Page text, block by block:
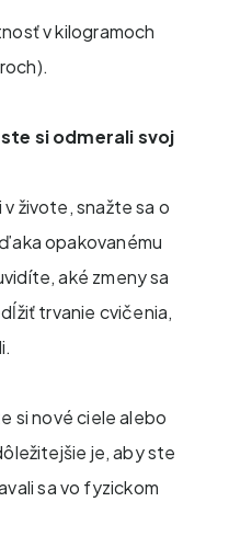
v kilogramoch
si odmerali svoj
živote, snažte sa o
opakovanému
aké zmeny sa
trvanie cvičenia,
si nové ciele alebo
je, aby ste
sa vo fyzickom